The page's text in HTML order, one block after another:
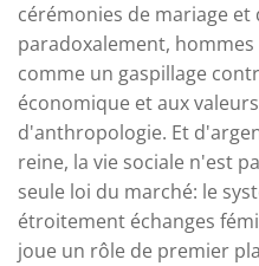
cérémonies de mariage
para­doxalement,
comme un gaspillage
économique et aux
d'anthropologie. Et
reine, la vie sociale n'est
seule loi du marché: le
étroitement échanges
joue un rôle de premier